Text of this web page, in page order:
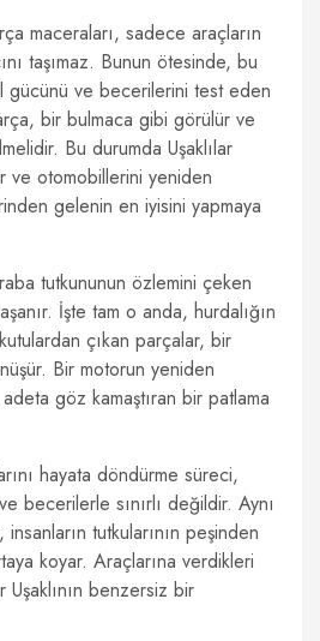
maceraları, sadece araçların
taşımaz. Bunun ötesinde, bu
gücünü ve becerilerini test eden
bir bulmaca gibi görülür ve
Bu durumda Uşaklılar
ve otomobillerini yeniden
gelenin en iyisini yapmaya
tutkununun özlemini çeken
İşte tam o anda, hurdalığın
çıkan parçalar, bir
Bir motorun yeniden
göz kamaştıran bir patlama
hayata döndürme süreci,
becerilerle sınırlı değildir. Aynı
tutkularının peşinden
koyar. Araçlarına verdikleri
benzersiz bir